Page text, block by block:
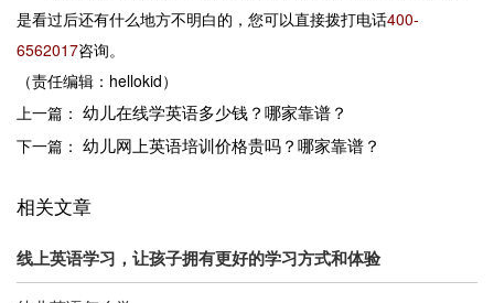
是看过后还有什么地方不明白的，您可以直接拨打电话400-
6562017咨询。
（责任编辑：hellokid）
上一篇： 幼儿在线学英语多少钱？哪家靠谱？
下一篇： 幼儿网上英语培训价格贵吗？哪家靠谱？
相关文章
线上英语学习，让孩子拥有更好的学习方式和体验